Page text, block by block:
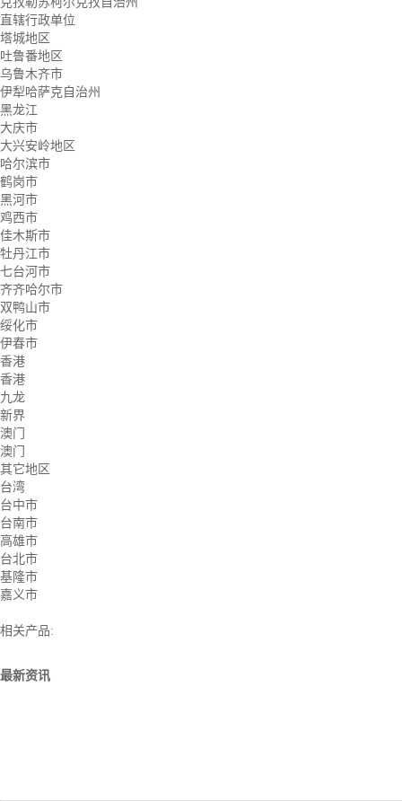
直辖行政单位
塔城地区
吐鲁番地区
乌鲁木齐市
伊犁哈萨克自治州
黑龙江
大庆市
大兴安岭地区
哈尔滨市
鹤岗市
黑河市
鸡西市
佳木斯市
牡丹江市
七台河市
齐齐哈尔市
双鸭山市
绥化市
伊春市
香港
香港
九龙
新界
澳门
澳门
其它地区
台湾
台中市
台南市
高雄市
台北市
基隆市
嘉义市
相关产品:
最新资讯